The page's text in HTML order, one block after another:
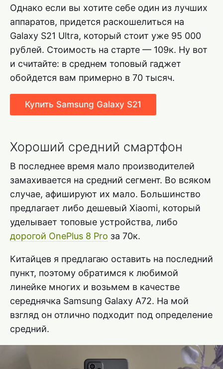
Однако если вы хотите себе один из лучших
аппаратов, придется раскошелиться на
Galaxy S21 Ultra, который стоит уже 95 000
рублей. Стоимость на старте — 109к. Ну вот
и считайте: в среднем топовый гаджет
обойдется вам примерно в 70 тысяч.
Купить Samsung Galaxy S21
Хороший средний смартфон
В последнее время мало производителей
замахивается на средний сегмент. Во всяком
случае, афишируют их мало. Большинство
предлагает либо дешевый Xiaomi, который
уделывает топовые устройства, либо
дорогой OnePlus 8 Pro за 70к.
Китайцев я предлагаю оставить на последний
пункт, поэтому обратимся к любимой
линейке многих и возьмем в качестве
середнячка Samsung Galaxy A72. На мой
взгляд он отлично подходит под определение
средний.